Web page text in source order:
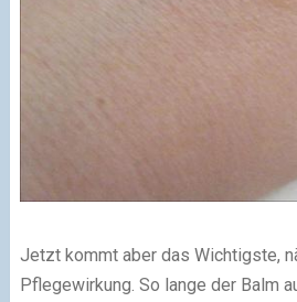
Jetzt kommt aber das Wichtigste,
Pflegewirkung. So lange der Balm